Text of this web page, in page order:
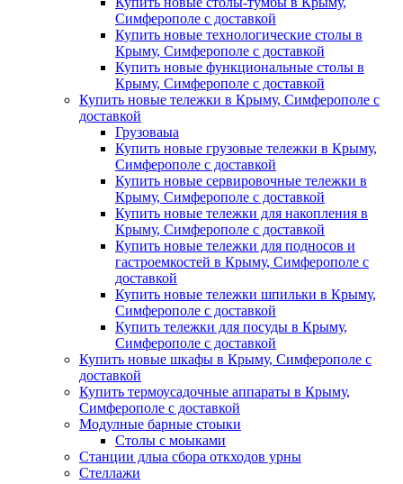
Симферополе с доставкой
Купить новые технологические столы в
Крыму, Симферополе с доставкой
Купить новые функциональные столы в
Крыму, Симферополе с доставкой
Купить новые тележки в Крыму, Симферополе с
доставкой
Грузоваыа
Купить новые грузовые тележки в Крыму,
Симферополе с доставкой
Купить новые сервировочные тележки в
Крыму, Симферополе с доставкой
Купить новые тележки для накопления в
Крыму, Симферополе с доставкой
Купить новые тележки для подносов и
гастроемкостей в Крыму, Симферополе с
доставкой
Купить новые тележки шпильки в Крыму,
Симферополе с доставкой
Купить тележки для посуды в Крыму,
Симферополе с доставкой
Купить новые шкафы в Крыму, Симферополе с
доставкой
Купить термоусадочные аппараты в Крыму,
Симферополе с доставкой
Модулные барные стоыки
Столы с моыками
Станции длыа сбора откходов урны
Стеллажи